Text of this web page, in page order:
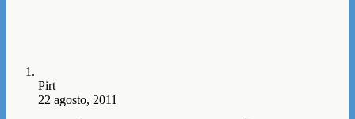
Pirt
22 agosto, 2011